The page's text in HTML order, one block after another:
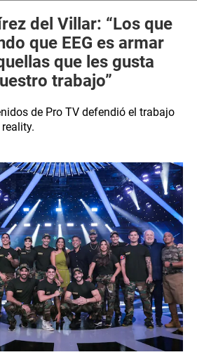
del Villar: “Los que
que EEG es armar
que les gusta
trabajo”
de Pro TV defendió el trabajo